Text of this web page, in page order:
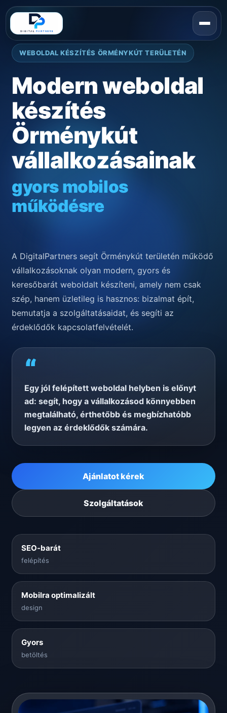
WEBOLDAL KÉSZÍTÉS ÖRMÉNYKÚT TERÜLETÉN
Modern weboldal
készítés
Örménykút
vállalkozásainak
gyors mobilos
működésre
A DigitalPartners segít Örménykút területén működő
vállalkozásoknak olyan modern, gyors és
keresőbarát weboldalt készíteni, amely nem csak
szép, hanem üzletileg is hasznos: bizalmat épít,
bemutatja a szolgáltatásaidat, és segíti az
érdeklődők kapcsolatfelvételét.
“
Egy jól felépített weboldal helyben is előnyt
ad: segít, hogy a vállalkozásod könnyebben
megtalálható, érthetőbb és megbízhatóbb
legyen az érdeklődők számára.
Ajánlatot kérek
Szolgáltatások
SEO-barát
felépítés
Mobilra optimalizált
design
Gyors
betöltés